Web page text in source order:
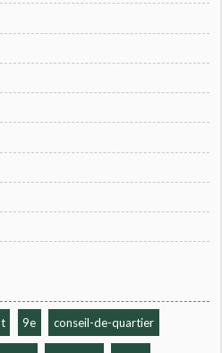
9e conseil-de-quartier